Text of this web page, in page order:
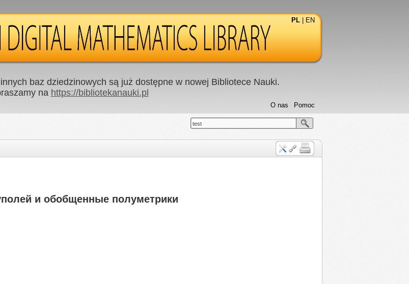
PL EN
baz dziedzinowych są już dostępne w nowej Bibliotece Nauki.
na https://bibliotekanauki.pl
Pomoc
O nas
test
и обобщенные полуметрики